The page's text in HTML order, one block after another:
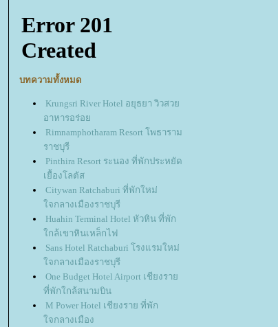
บทความทั้งหมด
Krungsri River Hotel อยุธยา วิวสว
อาหารอร่อ
Rimnamphotharam Resort โพธาราม
ราชบุรี
Pinthira Resort ระนอง ที่พักประหยัด
เยื้องโลตัส
Citywan Ratchaburi ที่พักใหม่
จกลางเมืองราชบุรี
Huahin Terminal Hotel หัวหิน ที่พัก
กล้เขาหินเหล็กไฟ
Sans Hotel Ratchaburi โรงแรมใหม่
จกลางเมืองราชบุรี
One Budget Hotel Airport เชียงรา
ที่พักใกล้สนามบิน
M Power Hotel เชียงราย ที่พัก
จกลางเมือง